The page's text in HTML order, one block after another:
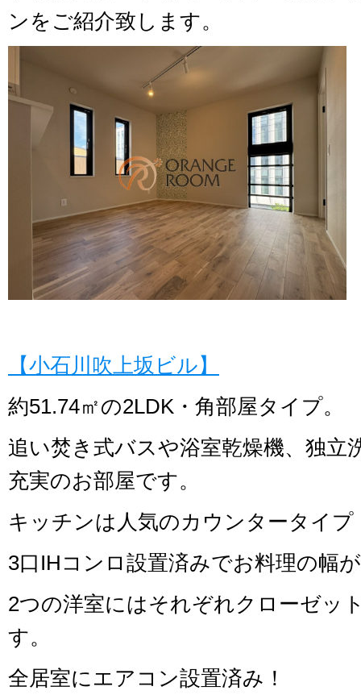
ンをご紹介致します。
【小石川吹上坂ビル】
約51.74㎡の2LDK・角部屋タイプ。
追い焚き式バスや浴室乾燥機、独立
充実のお部屋です。
キッチンは人気のカウンタータイプ
3口IHコンロ設置済みでお料理の幅
2つの洋室にはそれぞれクローゼッ
す。
全居室にエアコン設置済み！